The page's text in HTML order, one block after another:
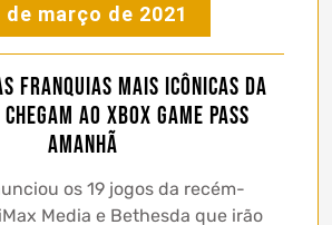
de março de 2021
franquias mais icônicas da
ao Xbox Game Pass
amanhã
os 19 jogos da recém-
Media e Bethesda que irão